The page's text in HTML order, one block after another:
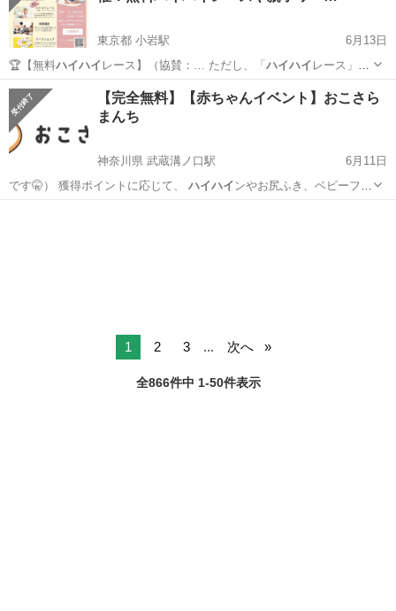
東京都 小岩駅
6月13日
🏆【無料ハイハイ レース】（協賛：… ただし、「 ハイハイ レース」
「ベビー…
東京 江戸川区 小岩駅 育児 ハイハイ
【完全無料】【赤ちゃんイベント】おこさら
まんち
神奈川県 武蔵溝ノ口駅
6月11日
です🤫） 獲得ポイントに応じて、 ハイハイ ンやお尻ふき、ベビーフー
ドをお持ち帰…
1 2 3 ... 次へ
全866件中 1-50件表示